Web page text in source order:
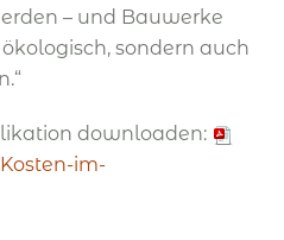
– und Bauwerke
sondern auch
downloaden:
im-